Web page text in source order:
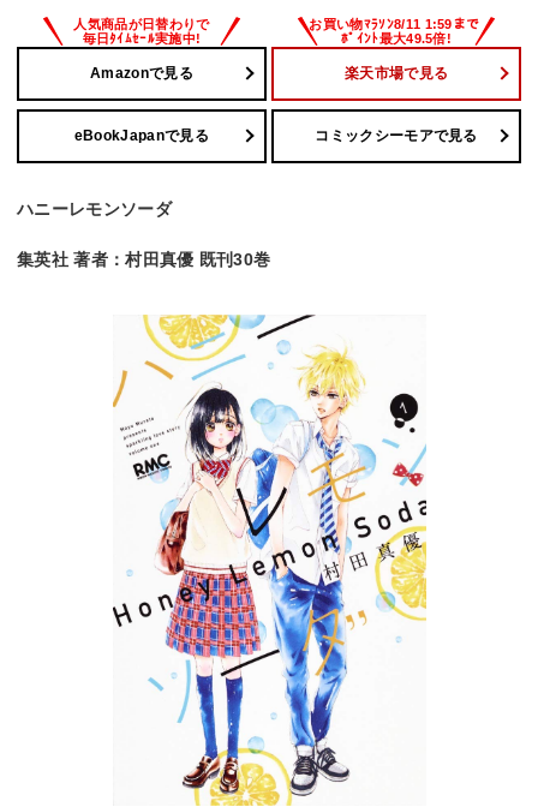
Amazonで見る 楽天市場で見る
eBookJapanで見る コミックシーモアで見る
ハニーレモンソーダ
集英社 著者：村田真優 既刊30巻